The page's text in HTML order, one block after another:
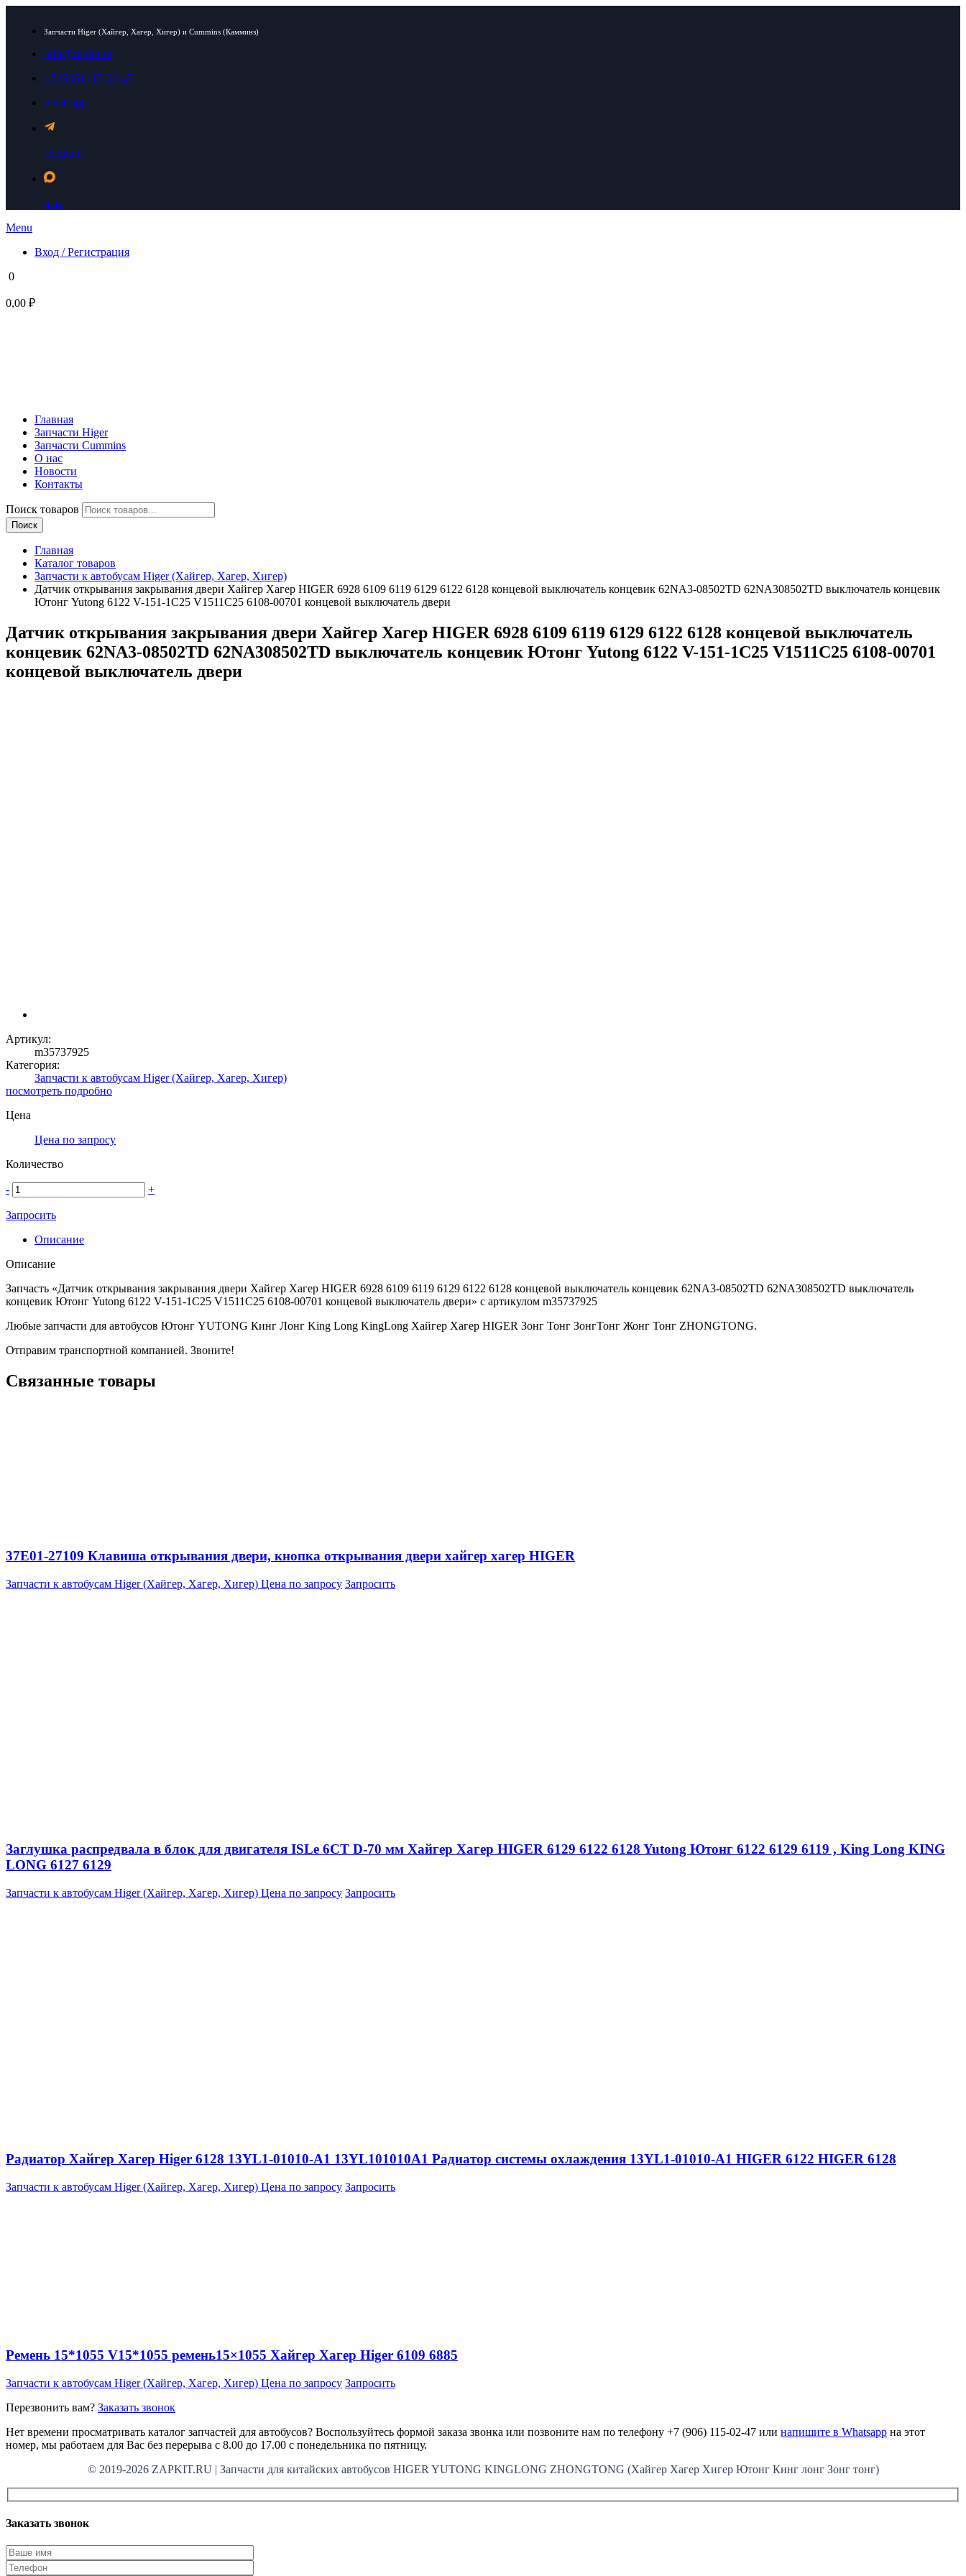
Запчасти Higer (Хайгер, Хагер, Хигер) и Cummins (Камминз)
info@zapkit.ru
+7 (906) 115-02-47
whatsapp
telegram
max
Menu
Вход / Регистрация
0
0,00 ₽
Главная
Запчасти Higer
Запчасти Cummins
О нас
Новости
Контакты
Поиск товаров
Поиск
Главная
Каталог товаров
Запчасти к автобусам Higer (Хайгер, Хагер, Хигер)
Датчик открывания закрывания двери Хайгер Хагер HIGER 6928 6109 6119 6129 6122 6128 концевой выключатель концевик 62NA3-08502TD 62NA308502TD выключатель концевик
Ютонг Yutong 6122 V-151-1C25 V1511C25 6108-00701 концевой выключатель двери
Датчик открывания закрывания двери Хайгер Хагер HIGER 6928 6109 6119 6129 6122 6128 концевой выключатель
концевик 62NA3-08502TD 62NA308502TD выключатель концевик Ютонг Yutong 6122 V-151-1C25 V1511C25 6108-00701
концевой выключатель двери
Артикул:
m35737925
Категория:
Запчасти к автобусам Higer (Хайгер, Хагер, Хигер)
посмотреть подробно
Цена
Цена по запросу
Количество
- +
Запросить
Описание
Описание
Запчасть «Датчик открывания закрывания двери Хайгер Хагер HIGER 6928 6109 6119 6129 6122 6128 концевой выключатель концевик 62NA3-08502TD 62NA308502TD выключатель
концевик Ютонг Yutong 6122 V-151-1C25 V1511C25 6108-00701 концевой выключатель двери» с артикулом m35737925
Любые запчасти для автобусов Ютонг YUTONG Кинг Лонг King Long KingLong Хайгер Хагер HIGER Зонг Тонг ЗонгТонг Жонг Тонг ZHONGTONG.
Отправим транспортной компанией. Звоните!
Связанные товары
37E01-27109 Клавиша открывания двери, кнопка открывания двери хайгер хагер HIGER
Запчасти к автобусам Higer (Хайгер, Хагер, Хигер) Цена по запросу Запросить
Заглушка распредвала в блок для двигателя ISLe 6CT D-70 мм Хайгер Хагер HIGER 6129 6122 6128 Yutong Ютонг 6122 6129 6119 , King Long KING
LONG 6127 6129
Запчасти к автобусам Higer (Хайгер, Хагер, Хигер) Цена по запросу Запросить
Радиатор Хайгер Хагер Higer 6128 13YL1-01010-A1 13YL101010A1 Радиатор системы охлаждения 13YL1-01010-A1 HIGER 6122 HIGER 6128
Запчасти к автобусам Higer (Хайгер, Хагер, Хигер) Цена по запросу Запросить
Ремень 15*1055 V15*1055 ремень15×1055 Хайгер Хагер Higer 6109 6885
Запчасти к автобусам Higer (Хайгер, Хагер, Хигер) Цена по запросу Запросить
Перезвонить вам? Заказать звонок
Нет времени просматривать каталог запчастей для автобусов? Воспользуйтесь формой заказа звонка или позвоните нам по телефону +7 (906) 115-02-47 или напишите в Whatsapp на этот
номер, мы работаем для Вас без перерыва с 8.00 до 17.00 с понедельника по пятницу.
© 2019-2026 ZAPKIT.RU | Запчасти для китайских автобусов HIGER YUTONG KINGLONG ZHONGTONG (Хайгер Хагер Хигер Ютонг Кинг лонг Зонг тонг)
Заказать звонок